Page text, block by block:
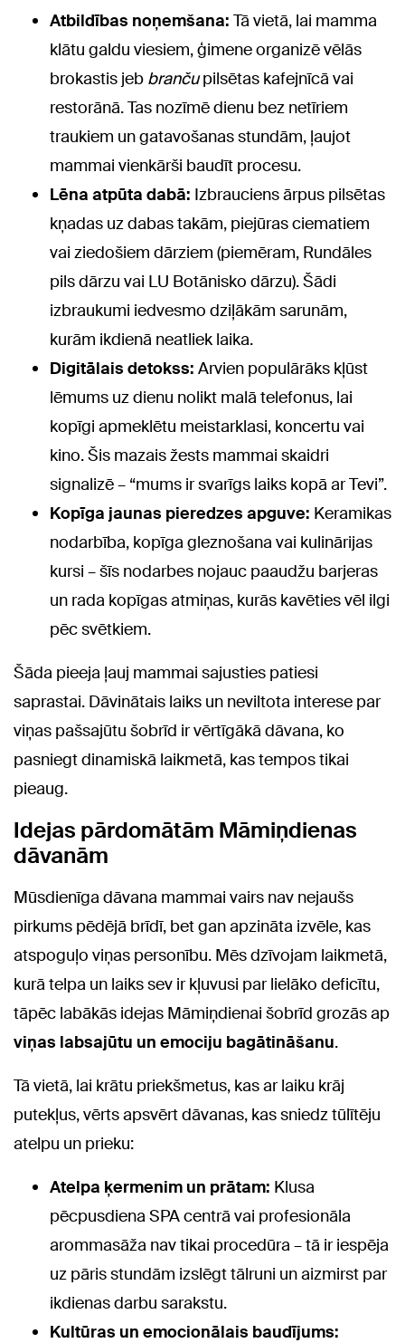
Atbildības noņemšana: Tā vietā, lai mamma
klātu galdu viesiem, ģimene organizē vēlās
brokastis jeb brančupilsētas kafejnīcā vai
restorānā. Tas nozīmē dienu bez netīriem
traukiem un gatavošanas stundām, ļaujot
mammai vienkārši baudīt procesu.
Lēna atpūta dabā: Izbrauciens ārpus pilsētas
kņadas uz dabas takām, piejūras ciematiem
vai ziedošiem dārziem (piemēram, Rundāles
pils dārzu vai LU Botānisko dārzu). Šādi
izbraukumi iedvesmo dziļākām sarunām,
kurām ikdienā neatliek laika.
Digitālais detokss: Arvien populārāks kļūst
lēmums uz dienu nolikt malā telefonus, lai
kopīgi apmeklētu meistarklasi, koncertu vai
kino. Šis mazais žests mammai skaidri
signalizē – “mums ir svarīgs laiks kopā ar Tevi”.
Kopīga jaunas pieredzes apguve: Keramikas
nodarbība, kopīga gleznošana vai kulinārijas
kursi – šīs nodarbes nojauc paaudžu barjeras
un rada kopīgas atmiņas, kurās kavēties vēl ilgi
pēc svētkiem.
Šāda pieeja ļauj mammai sajusties patiesi
saprastai. Dāvinātais laiks un neviltota interese par
viņas pašsajūtu šobrīd ir vērtīgākā dāvana, ko
pasniegt dinamiskā laikmetā, kas tempos tikai
pieaug.
Idejas pārdomātām Māmiņdienas
dāvanām
Mūsdienīga dāvana mammai vairs nav nejaušs
pirkums pēdējā brīdī, bet gan apzināta izvēle, kas
atspoguļo viņas personību. Mēs dzīvojam laikmetā,
kurā telpa un laiks sev ir kļuvusi par lielāko deficītu,
tāpēc labākās idejas Māmiņdienai šobrīd grozās ap
viņas labsajūtu un emociju bagātināšanu.
Tā vietā, lai krātu priekšmetus, kas ar laiku krāj
putekļus, vērts apsvērt dāvanas, kas sniedz tūlītēju
atelpu un prieku:
Atelpa ķermenim un prātam: Klusa
pēcpusdiena SPA centrā vai profesionāla
arommasāža nav tikai procedūra – tā ir iespēja
uz pāris stundām izslēgt tālruni un aizmirst par
ikdienas darbu sarakstu.
Kultūras un emocionālais baudījums: